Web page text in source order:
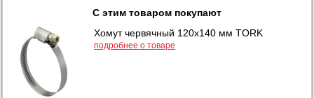
С этим товаром покупают
Хомут червячный 120х140 мм TORK
подробнее о товаре